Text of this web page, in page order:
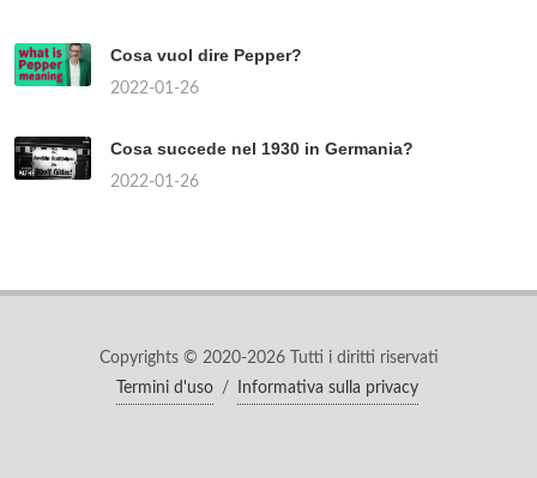
Cosa vuol dire Pepper?
2022-01-26
Cosa succede nel 1930 in Germania?
2022-01-26
Copyrights © 2020-2026 Tutti i diritti riservati
Termini d'uso
/ Informativa sulla privacy